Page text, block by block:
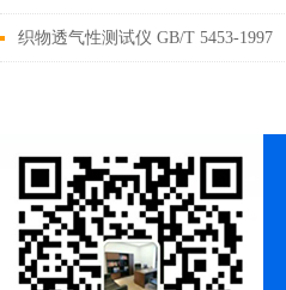
上海程斯 产品介绍说明
织物透气性测试仪 GB/T 5453-1997